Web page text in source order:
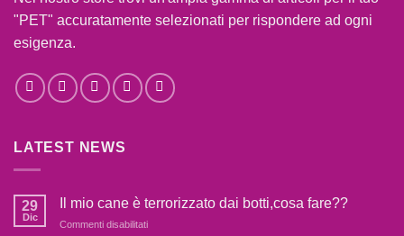
"PET" accuratamente selezionati per rispondere ad ogni
esigenza.
LATEST NEWS
29
Dic
Il mio cane è terrorizzato dai botti,cosa fare??
Commenti disabilitati